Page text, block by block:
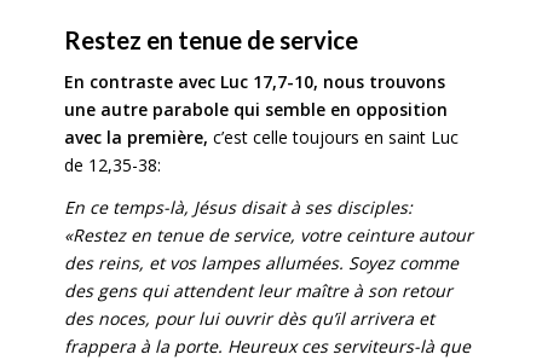
Restez en tenue de service
En contraste avec Luc 17,7-10, nous trouvons
une autre parabole qui semble en opposition
avec la première, c’est celle toujours en saint Luc
de 12,35-38:
En ce temps-là, Jésus disait à ses disciples:
«Restez en tenue de service, votre ceinture autour
des reins, et vos lampes allumées. Soyez comme
des gens qui attendent leur maître à son retour
des noces, pour lui ouvrir dès qu’il arrivera et
frappera à la porte. Heureux ces serviteurs-là que